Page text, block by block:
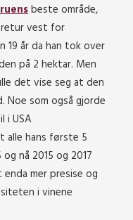
beste område,
vest for
19 år da han tok over
på 2 hektar. Men
det vise seg at den
som også gjorde
i USA
alle hans første 5
nå 2015 og 2017
mer presise og
i vinene